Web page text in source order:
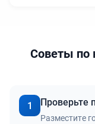
Советы по
1 Проверьте
Разместите